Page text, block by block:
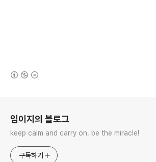
임이지의 블로그
keep calm and carry on. be the miracle!
구독하기